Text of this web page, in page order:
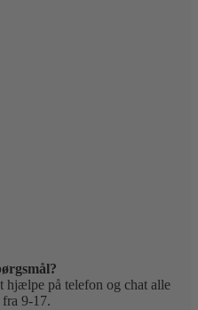
hjælpe på telefon og chat alle
9-17.